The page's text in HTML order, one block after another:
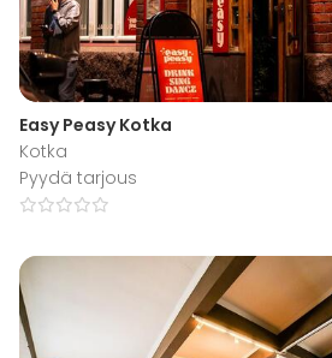
Easy Peasy Kotka
Kotka
Pyydä tarjous